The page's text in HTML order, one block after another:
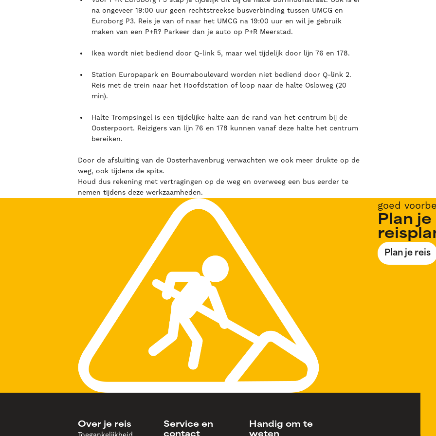
na ongeveer 19:00 uur geen rechtstreekse busverbinding tussen UMCG en
Euroborg P3. Reis je van of naar het UMCG na 19:00 uur en wil je gebruik
maken van een P+R? Parkeer dan je auto op P+R Meerstad.
Ikea wordt niet bediend door Q-link 5, maar wel tijdelijk door lijn 76 en 178.
Station Europapark en Boumaboulevard worden niet bediend door Q-link 2.
Reis met de trein naar het Hoofdstation of loop naar de halte Osloweg (20
min).
Halte Trompsingel is een tijdelijke halte aan de rand van het centrum bij de
Oosterpoort. Reizigers van lijn 76 en 178 kunnen vanaf deze halte het centrum
bereiken.
Door de afsluiting van de Oosterhavenbrug verwachten we ook meer drukte op de
weg, ook tijdens de spits.
Houd dus rekening met vertragingen op de weg en overweeg een bus eerder te
nemen tijdens deze werkzaamheden.
goed
Plan je
Plan je reis
Over je reis
Service en
Handig om te